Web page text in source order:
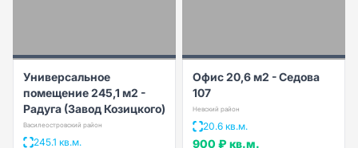
Универсальное
помещение 245,1 м2 -
Радуга (Завод Козицкого)
Василеостровский район
245.1 кв.м.
Офис 20,6 м2 - Седова
107
Невский район
20.6 кв.м.
900 ₽ кв.м.